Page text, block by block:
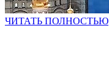
ЧИТАТЬ ПОЛНОСТЬЮ